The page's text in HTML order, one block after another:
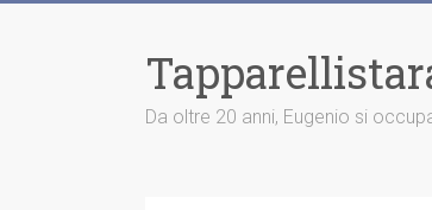
Da oltre 20 anni, Eugenio si